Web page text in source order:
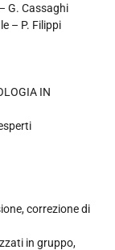
G. Cassaghi
– P. Filippi
IN
correzione di
in gruppo,